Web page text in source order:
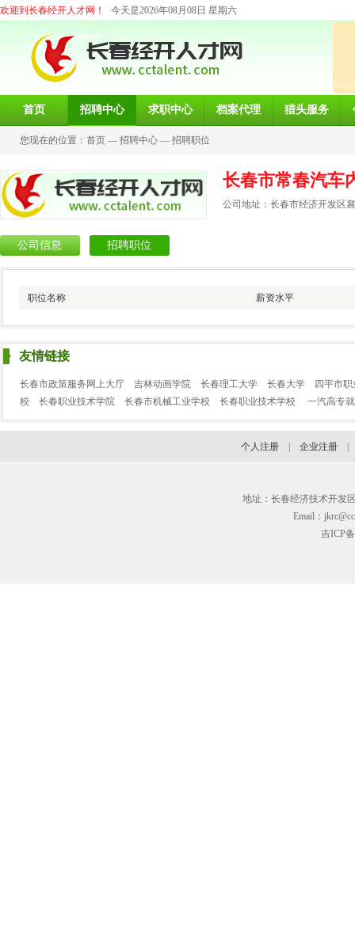
欢迎到长春经开人才网！ 今天是2026年08月08日 星期六
首页 招聘中心 求职中心 档案代理 猎头服务
您现在的位置： 首页 — 招聘中心 — 招聘职位
长春市常春汽车
公司地址：长春市经济开发区
公司信息 招聘职位
职位名称 薪资水平
友情链接
长春市政策服务网上大厅 吉林动画学院 长春理工大学 长春大学
四平市
校
长春职业技术学院 长春市机械工业学校 长春职业技术学校 一汽高专
个人注册 企业注册
地址：长春经济技术开发
Email：
吉ICP